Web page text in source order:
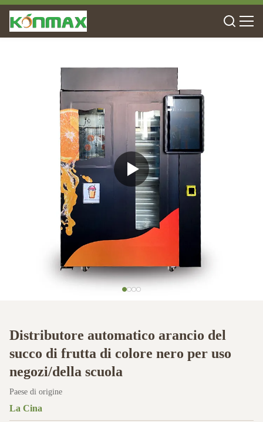
Distributore automatico arancio del
succo di frutta di colore nero per uso
negozi/della scuola
Paese di origine
La Cina